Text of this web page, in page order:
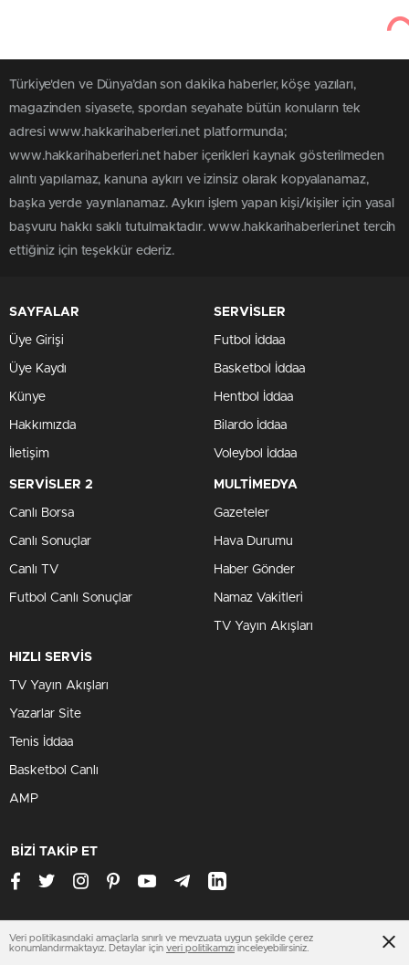
Türkiye'den ve Dünya’dan son dakika haberler, köşe yazıları,
magazinden siyasete, spordan seyahate bütün konuların tek
adresi www.hakkarihaberleri.net platformunda;
www.hakkarihaberleri.net haber içerikleri kaynak gösterilmeden
alıntı yapılamaz, kanuna aykırı ve izinsiz olarak kopyalanamaz,
başka yerde yayınlanamaz. Aykırı işlem yapan kişi/kişiler için yasal
başvuru hakkı saklı tutulmaktadır. www.hakkarihaberleri.net tercih
ettiğiniz için teşekkür ederiz.
SAYFALAR
Üye Girişi
Üye Kaydı
Künye
Hakkımızda
İletişim
SERVİSLER
Futbol İddaa
Basketbol İddaa
Hentbol İddaa
Bilardo İddaa
Voleybol İddaa
SERVİSLER 2
Canlı Borsa
Canlı Sonuçlar
Canlı TV
Futbol Canlı Sonuçlar
MULTİMEDYA
Gazeteler
Hava Durumu
Haber Gönder
Namaz Vakitleri
TV Yayın Akışları
HIZLI SERVİS
TV Yayın Akışları
Yazarlar Site
Tenis İddaa
Basketbol Canlı
AMP
BİZİ TAKİP ET
www.hakkarihaberleri.net
Veri politikasındaki amaçlarla sınırlı ve mevzuata uygun şekilde çerez
konumlandırmaktayız. Detaylar için veri politikamızı inceleyebilirsiniz.